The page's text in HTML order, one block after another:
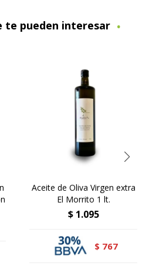
te pueden interesar
Aceite de Oliva Virgen extra
El Morrito 1 lt.
$ 1.095
$ 767